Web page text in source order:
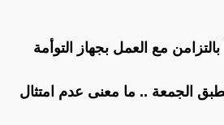
مع العمل بجهاز التوأمة
يُطبق الجمعة .. ما معنى عدم امتثال